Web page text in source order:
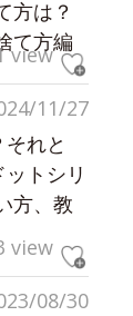
方は？
て方編
view
11/27
れと
ットシリ
方、教
view
08/30